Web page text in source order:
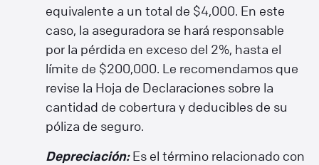
equivalente a un total de $4,000. En este
caso, la aseguradora se hará responsable
por la pérdida en exceso del 2%, hasta el
límite de $200,000. Le recomendamos que
revise la Hoja de Declaraciones sobre la
cantidad de cobertura y deducibles de su
póliza de seguro.
Depreciación:Es el término relacionado con